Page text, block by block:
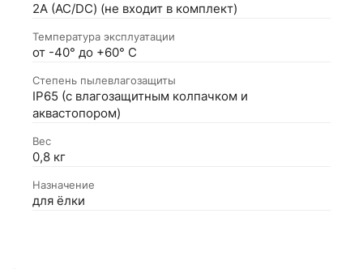
2А (АС/DC) (не входит в комплект)
Температура эксплуатации
от -40° до +60° С
Степень пылевлагозащиты
IP65 (с влагозащитным колпачком и
аквастопором)
Вес
0,8 кг
Назначение
для ёлки